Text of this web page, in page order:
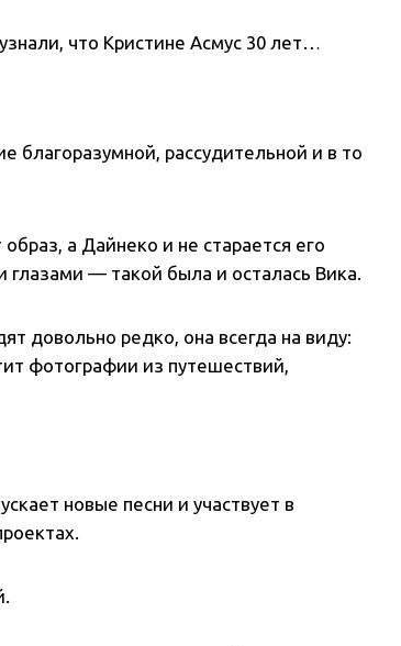
что Кристине Асмус 30 лет…
благоразумной, рассудительной и в то
а Дайнеко и не старается его
глазами — такой была и осталась Вика.
довольно редко, она всегда на виду:
фотографии из путешествий,
новые песни и участвует в